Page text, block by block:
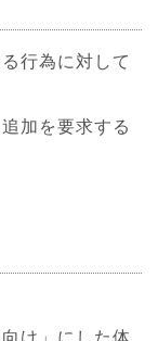
行為に対して
加を要求する